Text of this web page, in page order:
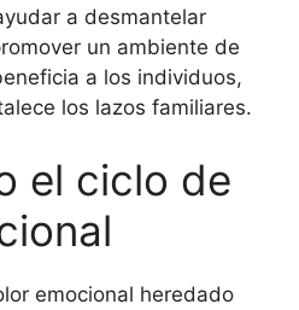
a desmantelar
un ambiente de
a los individuos,
los lazos familiares.
el ciclo de
emocional heredado